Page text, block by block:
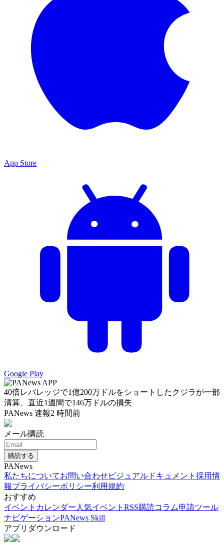
App Store
Google Play
40倍レバレッジで1億200万ドルをショートしたクジラが一部
清算、直近1週間で146万ドルの損失
PANews 速報2 時間前
メール購読
購読する
PANews
私たちについてお問い合わせビジュアルドキュメント 採用情
報プライバシーポリシー利用規約
おすすめ
イベントカレンダー 人気イベント RSS購読コラム申請ツール
ナビゲーションPANews Skill
アプリダウンロード